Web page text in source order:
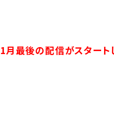
1月最後の配信がスタート